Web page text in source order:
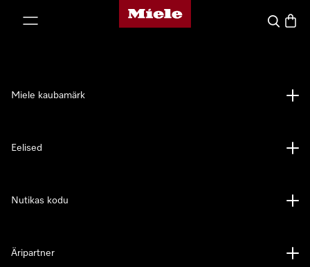
Miele avaleht
Search
Miele kaubamärk
Eelised
Nutikas kodu
Äripartner